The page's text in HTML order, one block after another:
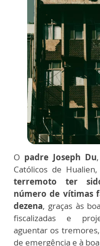
O padre Joseph Du
Católicos de
terremoto ter
número de vítimas
dezena, graças às
fiscalizadas e
aguentar os
de emergência e à